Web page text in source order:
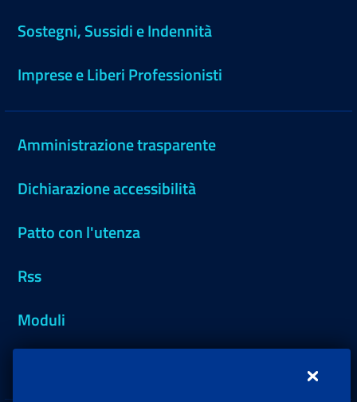
Sostegni, Sussidi e Indennità
Imprese e Liberi Professionisti
Amministrazione trasparente
Dichiarazione accessibilità
Patto con l'utenza
Rss
Moduli